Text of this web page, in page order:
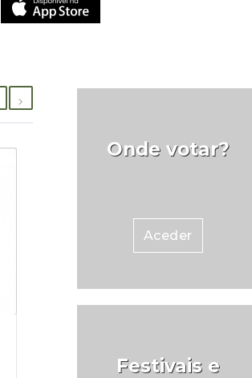
Onde votar?
Aceder
Festivais e